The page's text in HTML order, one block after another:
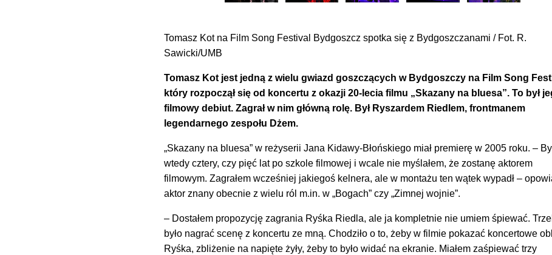
Tomasz Kot na Film Song Festival Bydgoszcz spotka się z Bydgoszczanami / Fot. R.
Sawicki/UMB
Tomasz Kot jest jedną z wielu gwiazd goszczących w Bydgoszczy na Film Song
który rozpoczął się od koncertu z okazji 20-lecia filmu „Skazany na bluesa”. To był
filmowy debiut. Zagrał w nim główną rolę. Był Ryszardem Riedlem, frontmanem
legendarnego zespołu Dżem.
„Skazany na bluesa” w reżyserii Jana Kidawy-Błońskiego miał premierę w 2005 roku. –
wtedy cztery, czy pięć lat po szkole filmowej i wcale nie myślałem, że zostanę aktorem
filmowym. Zagrałem wcześniej jakiegoś kelnera, ale w montażu ten wątek wypadł –
aktor znany obecnie z wielu ról m.in. w „Bogach” czy „Zimnej wojnie”.
– Dostałem propozycję zagrania Ryśka Riedla, ale ja kompletnie nie umiem śpiewać.
było nagrać scenę z koncertu ze mną. Chodziło o to, żeby w filmie pokazać koncertowe
Ryśka, zbliżenie na napięte żyły, żeby to było widać na ekranie. Miałem zaśpiewać trzy